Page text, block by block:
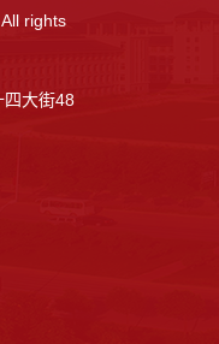
rights
四大街48